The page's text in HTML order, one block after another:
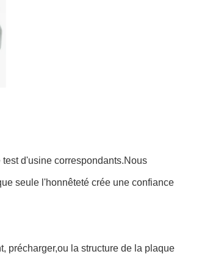
d'usine correspondants.Nous
seule l'honnêteté crée une confiance
précharger,ou la structure de la plaque